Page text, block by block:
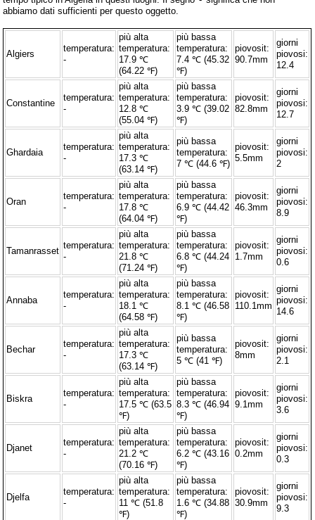
abbiamo dati sufficienti per questo oggetto.
Algiers
temperatura:
-
più alta
temperatura:
17.9 ℃
(64.22 ℉)
più bassa
temperatura:
7.4 ℃ (45.32
℉)
piovosit:
90.7mm
giorni
piovosi:
12.4
Constantine
temperatura:
-
più alta
temperatura:
12.8 ℃
(55.04 ℉)
più bassa
temperatura:
3.9 ℃ (39.02
℉)
piovosit:
82.8mm
giorni
piovosi:
12.7
Ghardaia
temperatura:
-
più alta
temperatura:
17.3 ℃
(63.14 ℉)
più bassa
temperatura:
7 ℃ (44.6 ℉)
piovosit:
5.5mm
giorni
piovosi:
2
Oran
temperatura:
-
più alta
temperatura:
17.8 ℃
(64.04 ℉)
più bassa
temperatura:
6.9 ℃ (44.42
℉)
piovosit:
46.3mm
giorni
piovosi:
8.9
Tamanrasset
temperatura:
-
più alta
temperatura:
21.8 ℃
(71.24 ℉)
più bassa
temperatura:
6.8 ℃ (44.24
℉)
piovosit:
1.7mm
giorni
piovosi:
0.6
Annaba
temperatura:
-
più alta
temperatura:
18.1 ℃
(64.58 ℉)
più bassa
temperatura:
8.1 ℃ (46.58
℉)
piovosit:
110.1mm
giorni
piovosi:
14.6
Bechar
temperatura:
-
più alta
temperatura:
17.3 ℃
(63.14 ℉)
più bassa
temperatura:
5 ℃ (41 ℉)
piovosit:
8mm
giorni
piovosi:
2.1
Biskra
temperatura:
-
più alta
temperatura:
17.5 ℃ (63.5
℉)
più bassa
temperatura:
8.3 ℃ (46.94
℉)
piovosit:
9.1mm
giorni
piovosi:
3.6
Djanet
temperatura:
-
più alta
temperatura:
21.2 ℃
(70.16 ℉)
più bassa
temperatura:
6.2 ℃ (43.16
℉)
piovosit:
0.2mm
giorni
piovosi:
0.3
Djelfa
temperatura:
-
più alta
temperatura:
11 ℃ (51.8
℉)
più bassa
temperatura:
1.6 ℃ (34.88
℉)
piovosit:
30.9mm
giorni
piovosi:
9.3